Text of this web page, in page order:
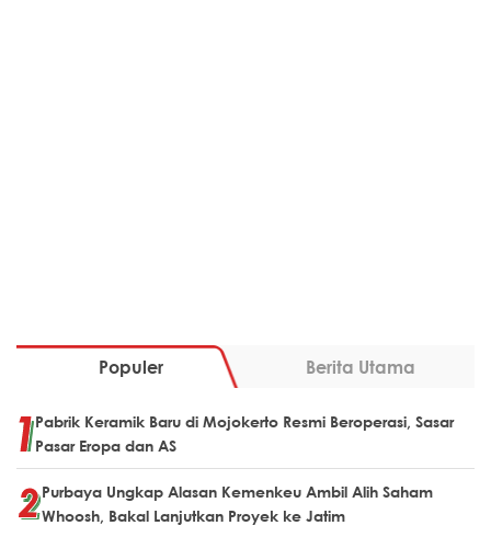
Populer Berita Utama
Pabrik Keramik Baru di Mojokerto Resmi Beroperasi, Sasar
Pasar Eropa dan AS
Purbaya Ungkap Alasan Kemenkeu Ambil Alih Saham
Whoosh, Bakal Lanjutkan Proyek ke Jatim